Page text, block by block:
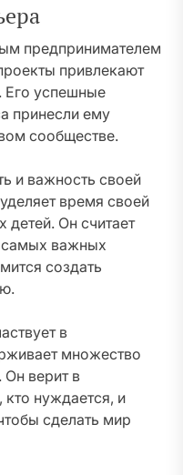
предпринимателем
привлекают
Его успешные
принесли ему
сообществе.
и важность своей
время своей
детей. Он считает
самых важных
создать
в
множество
Он верит в
нуждается, и
сделать мир